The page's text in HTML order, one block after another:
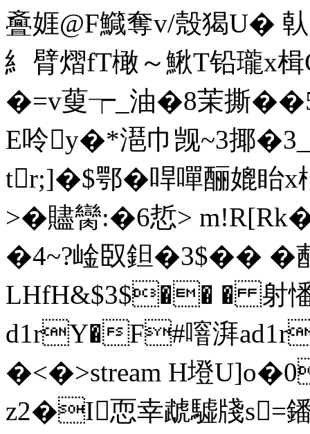
斖娾@F鱵奪v/殼猲U� 倝
糹臂熠fT橄～鰍T铅瓏x
�=v蓃┮_油�8茉撕
E呤y�*潖巾觊~3揶
tr;]�$鄂�哻嘽酾媲眙
>�贐臠:�6悊>
�4~?崯臤鉭�3$�� �
LHfH&$3$�� � 射
d1rY�F#噾湃
�<�>stream H墱
z2�I恧幸虣驉牋s=